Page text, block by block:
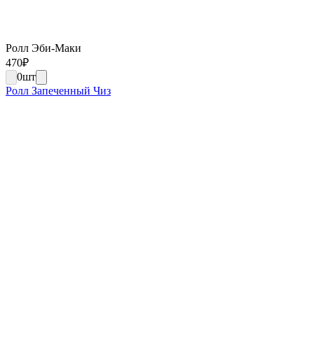
Ролл Эби-Маки
470₽
0шт
Ролл Запеченный Чиз